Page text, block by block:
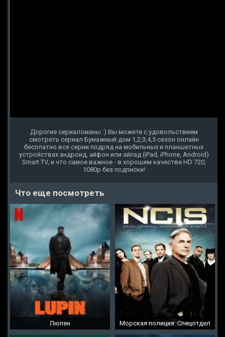
Дорогие сериаломаны :) Вы можете с удовольствием
смотреть сериал Бумажный дом 1,2,3,4,5 сезон онлайн
бесплатно все серии подряд на мобильных и планшетных
устройствах андроид, айфон или айпад (iPad, iPhone, Android)
Smart TV, и что самое важное - в хорошем качестве HD 720,
1080p без подписки!
Что еще посмотреть
Люпен Морская полиция: Спецотдел